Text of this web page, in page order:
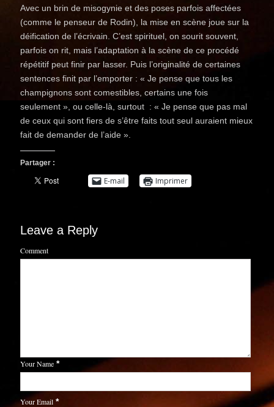
Avec un brin de misogynie et des poses parfois affectées
(comme le penseur de Rodin), la mise en scène joue sur la
déification de l’écrivain. C’est spirituel, on sourit souvent,
parfois on rit, mais l’adaptation à la scène de ce procédé
répétitif peut finir par lasser. Puis l’originalité de certaines
sentences finit par l’emporter : « Je pense que tous les
champignons sont comestibles, certains une fois
seulement », ou celle-là, surtout : « Je pense que pas mal
de ceux qui sont fiers de s’être faits tout seul auraient mieux
fait de demander de l’aide ».
Partager :
E-mail Imprimer
Leave a Reply
Comment
Your Name *
Your Email *